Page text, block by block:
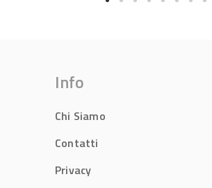
Info
Chi Siamo
Contatti
Privacy